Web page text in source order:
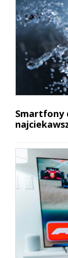
Smartfony